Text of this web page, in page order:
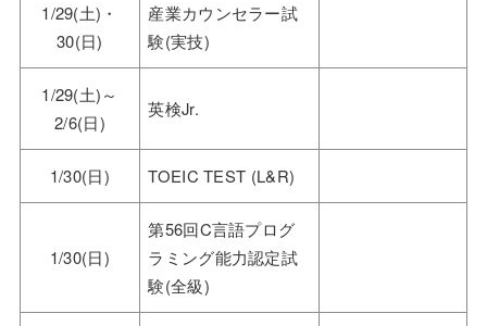
1/29(土)・
30(日)
産業カウンセラー試
験(実技)
1/29(土)～
2/6(日)
英検Jr.
1/30(日) TOEIC TEST (L&R)
1/30(日)
第56回C言語プログ
ラミング能力認定試
験(全級)